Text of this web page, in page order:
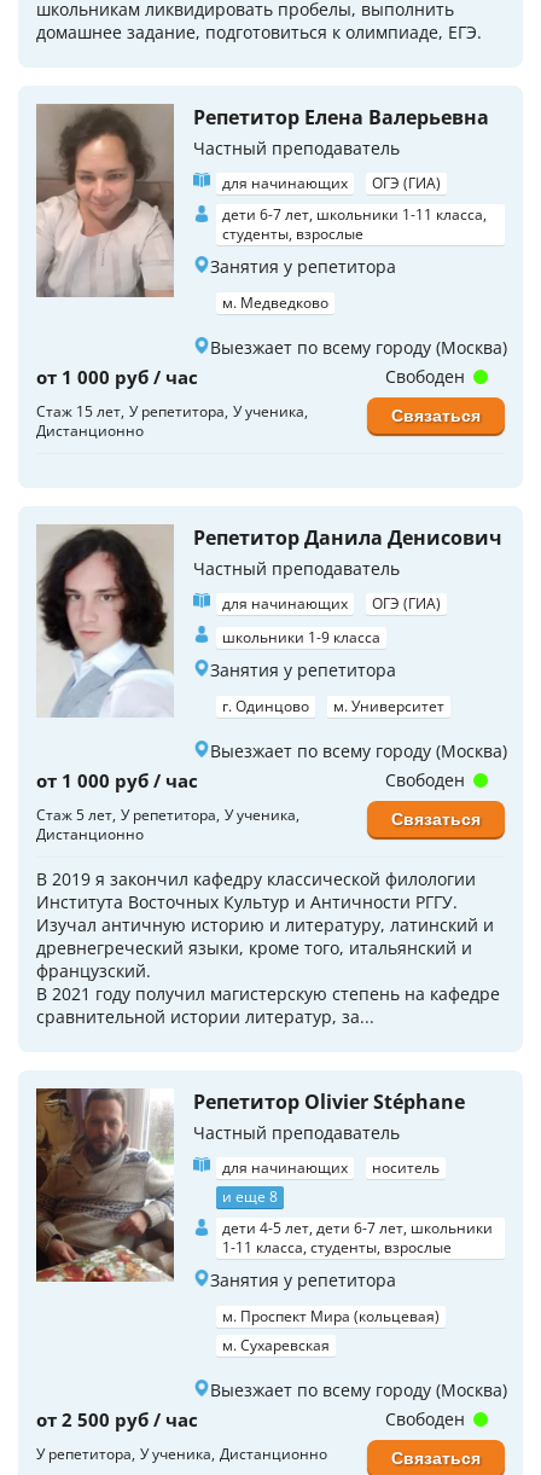
школьникам ликвидировать пробелы, выполнить
домашнее задание, подготовиться к олимпиаде, ЕГЭ.
Репетитор Елена Валерьевна
Частный преподаватель
для начинающих
ОГЭ (ГИА)
дети 6-7 лет, школьники 1-11 класса,
студенты, взрослые
Занятия у репетитора
м. Медведково
Выезжает по всему городу (Москва)
от 1 000 руб / час
Стаж 15 лет У репетитора У ученика
Дистанционно
Свободен
Связаться
Репетитор Данила Денисович
Частный преподаватель
для начинающих
ОГЭ (ГИА)
школьники 1-9 класса
Занятия у репетитора
г. Одинцово м. Университет
Выезжает по всему городу (Москва)
от 1 000 руб / час
Стаж 5 лет У репетитора У ученика
Дистанционно
В 2019 я закончил кафедру классической филологии
Института Восточных Культур и Античности РГГУ.
Изучал античную историю и литературу, латинский и
древнегреческий языки, кроме того, итальянский и
французский.
В 2021 году получил магистерскую степень на кафедре
сравнительной истории литератур, за...
Свободен
Связаться
Репетитор Olivier Stéphane
Частный преподаватель
для начинающих
носитель
и еще 8
дети 4-5 лет, дети 6-7 лет, школьники
1-11 класса, студенты, взрослые
Занятия у репетитора
м. Проспект Мира (кольцевая)
м. Сухаревская
Выезжает по всему городу (Москва)
от 2 500 руб / час
У репетитора У ученика Дистанционно
Свободен
Связаться